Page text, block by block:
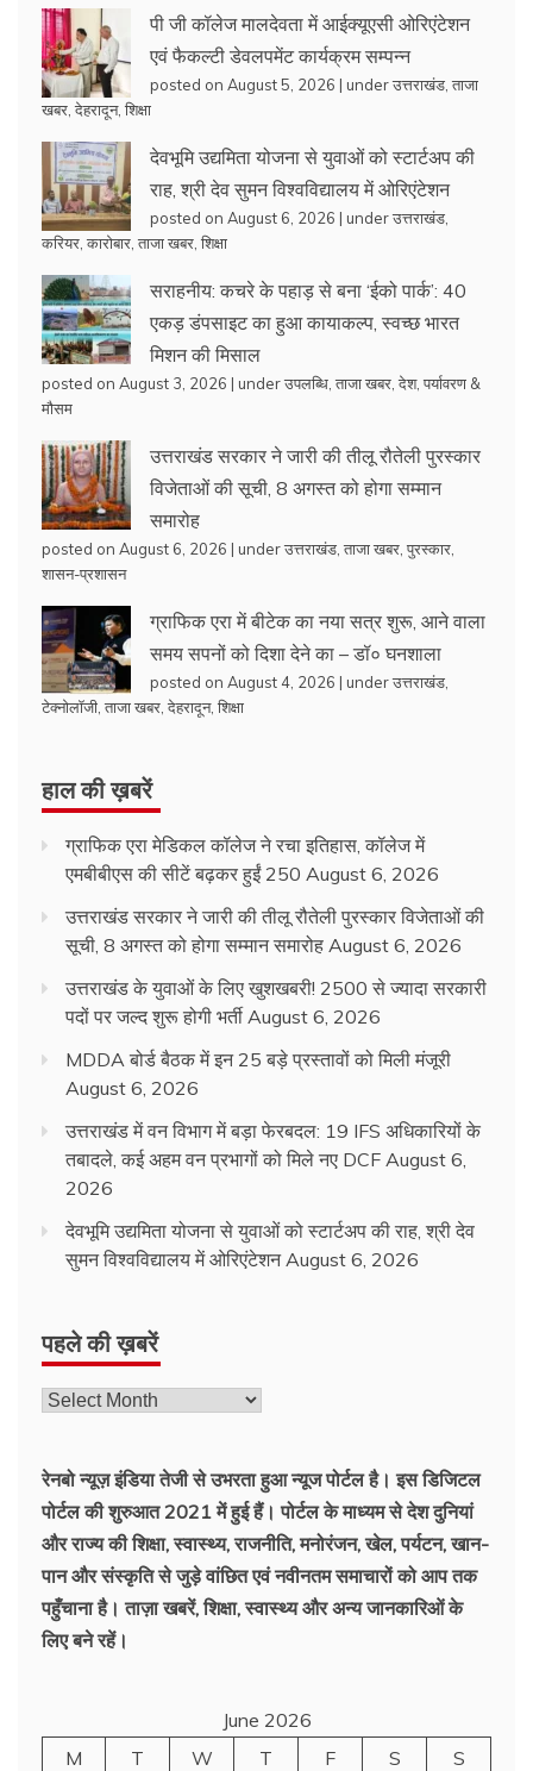
पी जी कॉलेज मालदेवता में आईक्यूएसी ओरिएंटेशन
एवं फैकल्टी डेवलपमेंट कार्यक्रम सम्पन्न
posted on August 5, 2026 | underउत्तराखंड ताजा
खबर देहरादून, शिक्षा
देवभूमि उद्यमिता योजना से युवाओं को स्टार्टअप की
राह, श्री देव सुमन विश्वविद्यालय में ओरिएंटेशन
posted on August 6, 2026 | underउत्तराखंड
करियर कारोबार ताजा खबर शिक्षा
सराहनीय: कचरे के पहाड़ से बना ‘ईको पार्क’: 40
एकड़ डंपसाइट का हुआ कायाकल्प, स्वच्छ भारत
मिशन की मिसाल
posted on August 3, 2026 | underउपलब्धि ताजा खबर देश, पर्यावरण &
मौसम
उत्तराखंड सरकार ने जारी की तीलू रौतेली पुरस्कार
विजेताओं की सूची, 8 अगस्त को होगा सम्मान
समारोह
posted on August 6, 2026 | underउत्तराखंड ताजा खबर पुरस्कार
शासन-प्रशासन
ग्राफिक एरा में बीटेक का नया सत्र शुरू, आने वाला
समय सपनों को दिशा देने का – डॉ० घनशाला
posted on August 4, 2026 | underउत्तराखंड
टेक्नोलॉजी ताजा खबर देहरादून, शिक्षा
हाल की ख़बरें
ग्राफिक एरा मेडिकल कॉलेज ने रचा इतिहास, कॉलेज में
एमबीबीएस की सीटें बढ़कर हुईं 250 August 6, 2026
उत्तराखंड सरकार ने जारी की तीलू रौतेली पुरस्कार विजेताओं की
सूची, 8 अगस्त को होगा सम्मान समारोह August 6, 2026
उत्तराखंड के युवाओं के लिए खुशखबरी! 2500 से ज्यादा सरकारी
पदों पर जल्द शुरू होगी भर्ती August 6, 2026
MDDA बोर्ड बैठक में इन 25 बड़े प्रस्तावों को मिली मंजूरी
August 6, 2026
उत्तराखंड में वन विभाग में बड़ा फेरबदल: 19 IFS अधिकारियों के
तबादले, कई अहम वन प्रभागों को मिले नए DCF August 6,
2026
देवभूमि उद्यमिता योजना से युवाओं को स्टार्टअप की राह, श्री देव
सुमन विश्वविद्यालय में ओरिएंटेशन August 6, 2026
पहले की ख़बरें
पहले
रेनबो न्यूज़ इंडिया तेजी से उभरता हुआ न्‍यूज पोर्टल है। इस डिजिटल
पोर्टल की शुरुआत 2021 में हुई हैं। पोर्टल के माध्यम से देश दुनियां
और राज्य की शिक्षा, स्वास्थ्य, राजनीति, मनोरंजन, खेल, पर्यटन, खान-
पान और संस्कृति से जुड़े वांछित एवं नवीनतम समाचारों को आप तक
पहुँचाना है। ताज़ा खबरें, शिक्षा, स्वास्थ्य और अन्य जानकारिओं के
लिए बने रहें।
June 2026
M
T W T F S
S